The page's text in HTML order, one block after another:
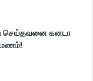
செய்தவனை கனடா